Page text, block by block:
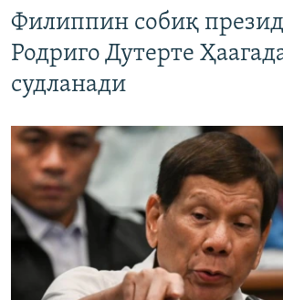
Филиппин собиқ
Родриго Дутерте
судланади